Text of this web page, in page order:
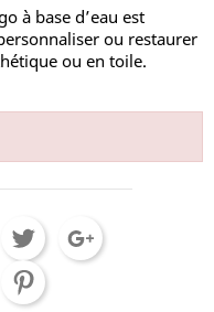
à base d’eau est
ou restaurer
ou en toile.